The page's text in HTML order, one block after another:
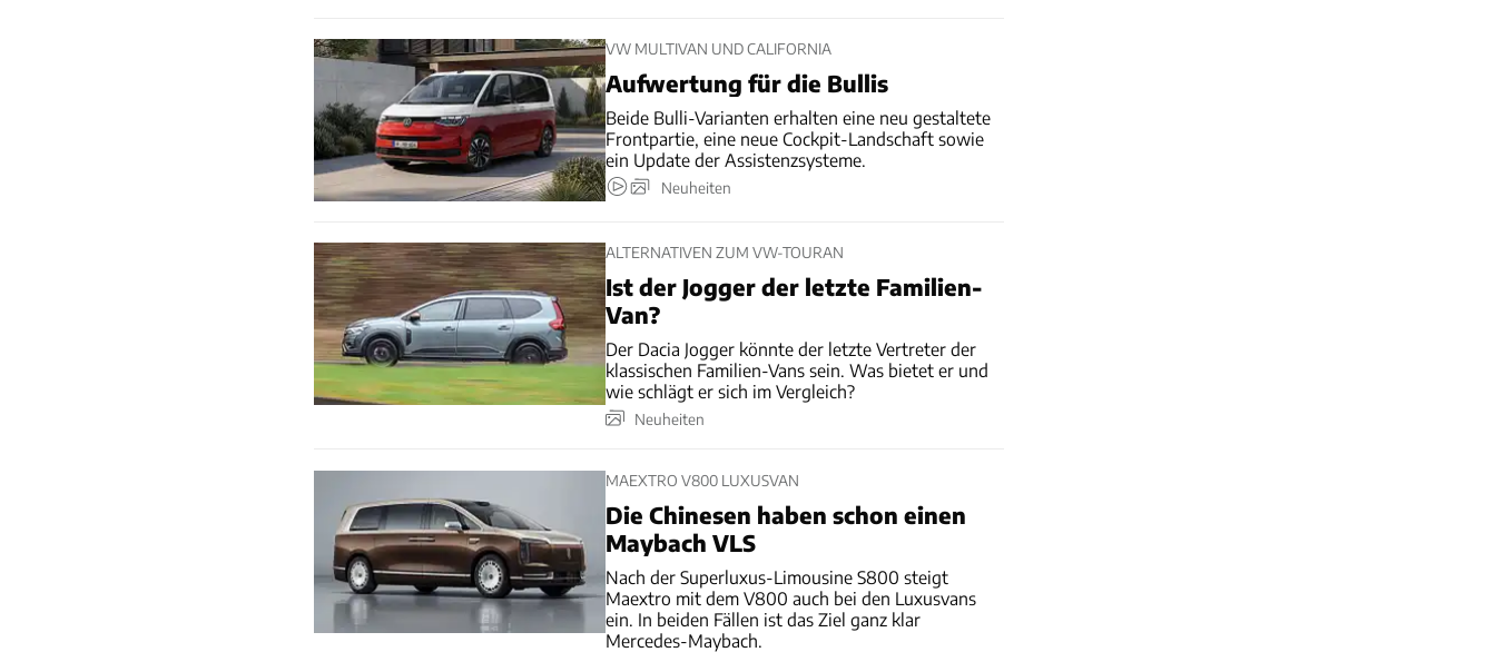
VW MULTIVAN UND CALIFORNIA
Aufwertung für die Bullis
Beide Bulli-Varianten erhalten eine neu gestaltete
Frontpartie, eine neue Cockpit-Landschaft sowie
ein Update der Assistenzsysteme.
Neuheiten
ALTERNATIVEN ZUM VW-TOURAN
Ist der Jogger der letzte Familien-
Van?
Der Dacia Jogger könnte der letzte Vertreter der
klassischen Familien-Vans sein. Was bietet er und
wie schlägt er sich im Vergleich?
Neuheiten
MAEXTRO V800 LUXUSVAN
Die Chinesen haben schon einen
Maybach VLS
Nach der Superluxus-Limousine S800 steigt
Maextro mit dem V800 auch bei den Luxusvans
ein. In beiden Fällen ist das Ziel ganz klar
Mercedes-Maybach.